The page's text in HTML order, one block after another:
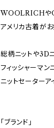
WOOLRICHや
アメリカ古着が
総柄ニットや3Dニ
フィッシャーマ
ニットセーター
「ブランド」